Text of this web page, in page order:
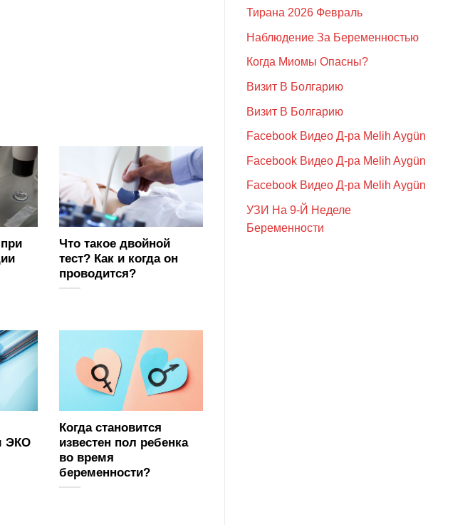
Что такое двойной
тест? Как и когда он
проводится?
ЭКО
Когда становится
известен пол ребенка
во время
беременности?
Тирана 2026 Февраль
Наблюдение За Беременностью
Когда Миомы Опасны?
Визит В Болгарию
Визит В Болгарию
Facebook Видео Д-ра Melih Aygün
Facebook Видео Д-ра Melih Aygün
Facebook Видео Д-ра Melih Aygün
УЗИ На 9-Й Неделе
Беременности